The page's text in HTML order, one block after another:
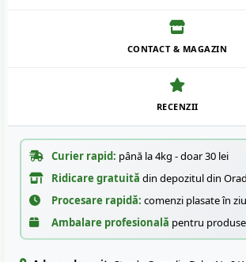
CONTACT & MAGAZIN
RECENZII
Curier rapid: până la 4kg - doar 30 lei
Ridicare gratuită din depozitul din
Procesare rapidă: comenzi plasate în
Ambalare profesională pentru